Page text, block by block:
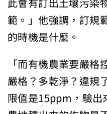
範。」他強調，訂
的時機是什麼。
「而有機農業要嚴
嚴格？多乾淨？違
限值是15ppm，驗